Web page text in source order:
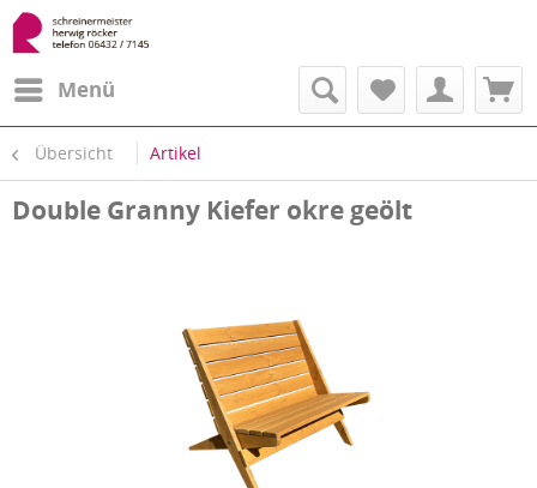
Menü
Übersicht Artikel
Double Granny Kiefer okre geölt